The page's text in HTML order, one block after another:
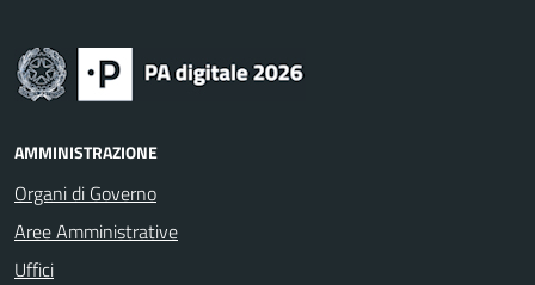
AMMINISTRAZIONE
Organi di Governo
Aree Amministrative
Uffici